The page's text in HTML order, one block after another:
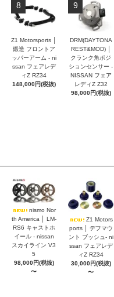
8
Z1 Motorsports │
鍛造 フロントア
ッパーアーム - ni
ssan フェアレデ
ィZ RZ34
148,000円(税抜)
9
DRM(DAYTONA
REST&MOD) │
クランク角ポジ
ションセンサー -
NISSAN フェア
レディZ Z32
98,000円(税抜)
nismo Nor
th America │ LM-
RS6 キャストホ
イール - nissan
スカイライン V3
5
98,000円(税抜)
〜
Z1 Motors
ports │ デフマウ
ント ブッシュ- ni
ssan フェアレデ
ィZ RZ34
30,000円(税抜)
〜